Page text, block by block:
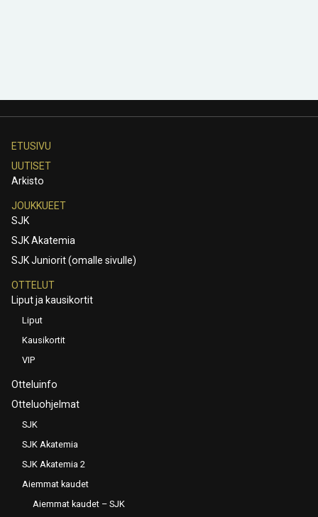
ETUSIVU
UUTISET
Arkisto
JOUKKUEET
SJK
SJK Akatemia
SJK Juniorit (omalle sivulle)
OTTELUT
Liput ja kausikortit
Liput
Kausikortit
VIP
Otteluinfo
Otteluohjelmat
SJK
SJK Akatemia
SJK Akatemia 2
Aiemmat kaudet
Aiemmat kaudet – SJK